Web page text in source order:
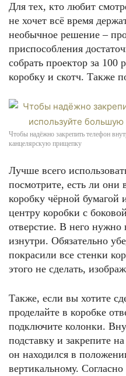
Для тех, кто любит
не хочет всё время
необычное решение –
приспособления
собрать проектор за 100
коробку и скотч. Также
Чтобы надёжно закрепить телефон
канцелярскую прищепку
Лучше всего
посмотрите, есть ли
коробку чёрной
центру коробки с
отверстие. В него нужно
изнутри. Обязательно
покрасили все стенки
этого не сделать,
Также, если вы хотите
проделайте в коробке
подключите колонки.
подставку и закрепите
он находился в
вертикальному.